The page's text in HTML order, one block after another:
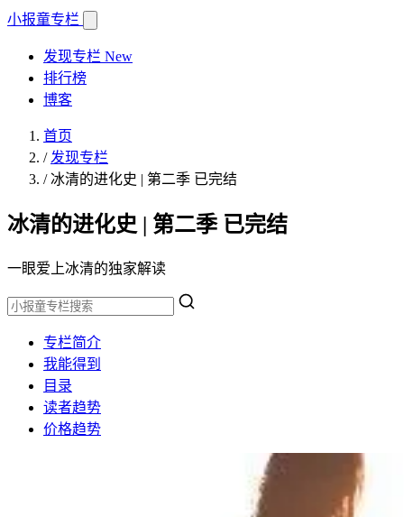
小报童专栏
发现专栏 New
排行榜
博客
首页
/ 发现专栏
/冰清的进化史 | 第二季 已完结
冰清的进化史 | 第二季 已完结
一眼爱上冰清的独家解读
专栏简介
我能得到
目录
读者趋势
价格趋势